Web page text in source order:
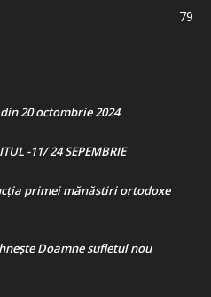
79
20 octombrie 2024
-11/ 24 SEPEMBRIE
primei mănăstiri ortodoxe
Doamne sufletul nou